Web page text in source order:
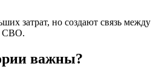
затрат, но создают связь между
СВО.
важны?